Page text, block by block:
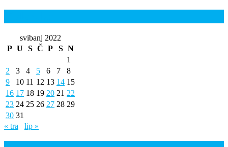
svibanj 2022
P U S Č P S N
1
2
3 4 5 6 7
8
9
10 11 12 13 14 15
16 17 18 19 20 21 22
23 24 25 26 27 28 29
30 31
« tra
lip »